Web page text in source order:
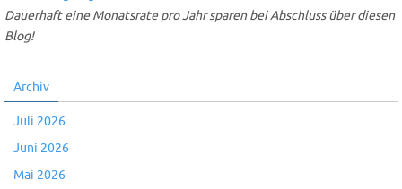
Dauerhaft eine Monatsrate pro Jahr sparen bei Abschluss über diesen
Blog!
Archiv
Juli 2026
Juni 2026
Mai 2026